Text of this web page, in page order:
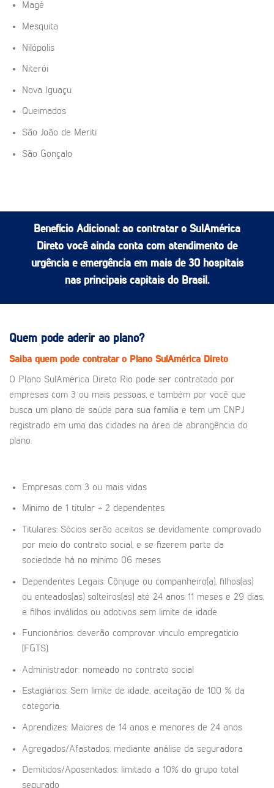
Magé
Mesquita
Nilópolis
Niterói
Nova Iguaçu
Queimados
São João de Meriti
São Gonçalo
Benefício Adicional:ao contratar o SulAmérica
Direto você ainda conta com atendimento de
urgência e emergência em mais de 30 hospitais
nas principais capitais do Brasil.
Quem pode aderir ao plano?
Saiba quem pode contratar o Plano SulAmérica Direto
O Plano SulAmérica Direto Rio pode ser contratado por
empresas com 3 ou mais pessoas, e também por você que
busca um plano de saúde para sua família e tem um CNPJ
registrado em uma das cidades na área de abrangência do
plano.
Empresas com 3 ou mais vidas
Mínimo de 1 titular + 2 dependentes
Titulares: Sócios serão aceitos se devidamente comprovado
por meio do contrato social, e se fizerem parte da
sociedade há no mínimo 06 meses
Dependentes Legais: Cônjuge ou companheiro(a), filhos(as)
ou enteados(as) solteiros(as) até 24 anos 11 meses e 29 dias,
e filhos inválidos ou adotivos sem limite de idade
Funcionários: deverão comprovar vínculo empregatício
(FGTS).
Administrador: nomeado no contrato social
Estagiários: Sem limite de idade, aceitação de 100 % da
categoria.
Aprendizes: Maiores de 14 anos e menores de 24 anos
Agregados/Afastados: mediante análise da seguradora
Demitidos/Aposentados: limitado a 10% do grupo total
segurado